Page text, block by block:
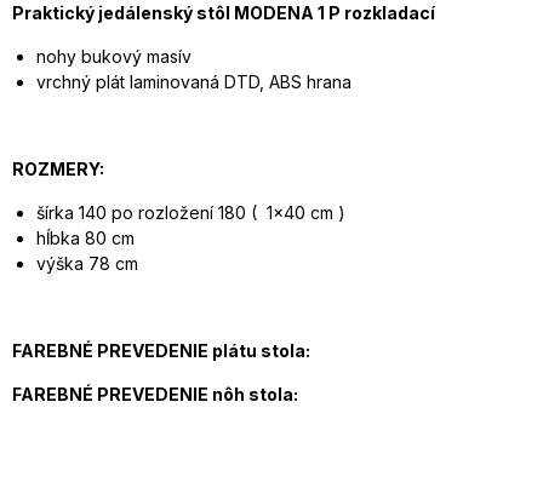
Praktický jedálenský stôl MODENA 1 P rozkladací
nohy bukový masív
vrchný plát laminovaná DTD, ABS hrana
ROZMERY:
šírka 140 po rozložení 180 ( 1x40 cm )
hĺbka 80 cm
výška 78 cm
FAREBNÉ PREVEDENIE plátu stola:
FAREBNÉ PREVEDENIE nôh stola: